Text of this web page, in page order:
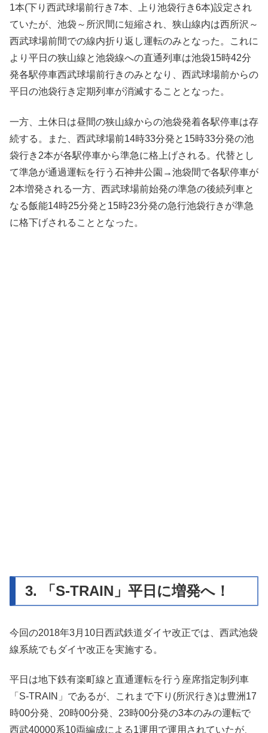
1本(下り西武球場前行き7本、上り池袋行き6本)設定され
ていたが、池袋～所沢間に短縮され、狭山線内は西所沢～
西武球場前間での線内折り返し運転のみとなった。これに
より平日の狭山線と池袋線への直通列車は池袋15時42分
発各駅停車西武球場前行きのみとなり、西武球場前からの
平日の池袋行き定期列車が消滅することとなった。
一方、土休日は昼間の狭山線からの池袋発着各駅停車は存
続する。また、西武球場前14時33分発と15時33分発の池
袋行き2本が各駅停車から準急に格上げされる。代替とし
て準急が通過運転を行う石神井公園→池袋間で各駅停車が
2本増発される一方、西武球場前始発の準急の後続列車と
なる飯能14時25分発と15時23分発の急行池袋行きが準急
に格下げされることとなった。
3. 「S-TRAIN」平日に増発へ！
今回の2018年3月10日西武鉄道ダイヤ改正では、西武池袋
線系統でもダイヤ改正を実施する。
平日は地下鉄有楽町線と直通運転を行う座席指定制列車
「S-TRAIN」であるが、これまで下り(所沢行き)は豊洲17
時00分発、20時00分発、23時00分発の3本のみの運転で
西武40000系10両編成による1運用で運用されていたが、